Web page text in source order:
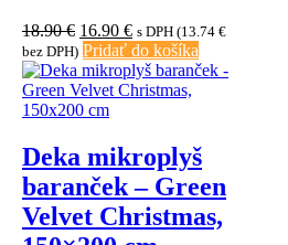
18.90€ Pôvodná
cena
bola:
18.90 €.
16.90 €Aktuálna
cena
je:
16.90 €.
s DPH (13.74 €
bez DPH) Pridať do košíka
Deka mikroplyš
baranček – Green
Velvet Christmas,